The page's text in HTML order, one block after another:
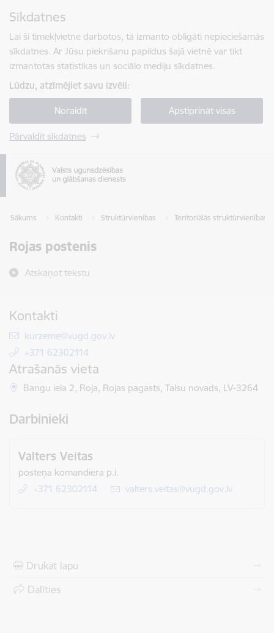
Sīkdatnes
Lai šī tīmekļvietne darbotos, tā izmanto obligāti nepieciešamās
sīkdatnes. Ar Jūsu piekrišanu papildus šajā vietnē var tikt
izmantotas statistikas un sociālo mediju sīkdatnes.
Lūdzu, atzīmējiet savu izvēli:
Noraidīt Apstiprināt visas
Pārvaldīt sīkdatnes
Sākums Kontakti Struktūrvienības Teritoriālās struktūrvienības
Rojas postenis
Atskaņot tekstu
Kontakti
E-pasts:
kurzeme@vugd.gov.lv
+371 62302114
Atrašanās vieta
Bangu iela 2, Roja, Rojas pagasts, Talsu novads, LV-3264
Darbinieki
Valters Veitas
posteņa komandiera p.i.
+371 62302114
E-pasts:
valters.veitas@vugd.gov.lv
Drukāt lapu
Dalīties